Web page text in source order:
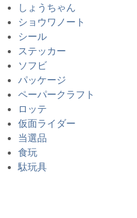
しょうちゃん
ショウワノート
シール
ステッカー
ソフビ
パッケージ
ペーパークラフト
ロッテ
仮面ライダー
当選品
食玩
駄玩具